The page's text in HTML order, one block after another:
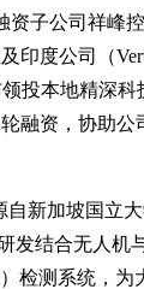
资子公司祥峰
印度公司（
投本地精深科
融资，协助
自新加坡国立
发结合无人机
）检测系统，